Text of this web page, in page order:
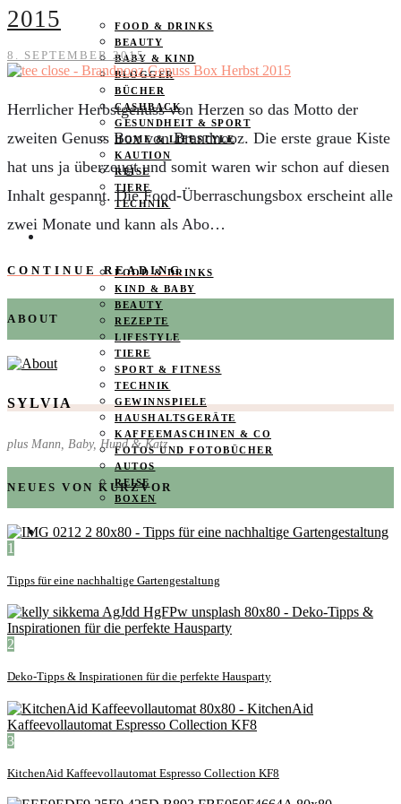
FOOD & DRINKS
BEAUTY
BABY & KIND
BLOGGER
BÜCHER
CASHBACK
GESUNDHEIT & SPORT
HOME & LIFESTYLE
KAUTION
REISE
TIERE
TECHNIK
FOOD & DRINKS
KIND & BABY
BEAUTY
REZEPTE
LIFESTYLE
TIERE
SPORT & FITNESS
TECHNIK
GEWINNSPIELE
HAUSHALTSGERÄTE
KAFFEEMASCHINEN & CO
FOTOS UND FOTOBÜCHER
AUTOS
REISE
BOXEN
KIND & KEGEL
2015
8. SEPTEMBER 2015
Herrlicher Herbstgenuss von Herzen so das Motto der
zweiten Genuss Box von Brandnooz. Die erste graue Kiste
hat uns ja überzeugt und somit waren wir schon auf diesen
Inhalt gespannt. Die Food-Überraschungsbox erscheint alle
zwei Monate und kann als Abo…
CONTINUE READING
ABOUT
SYLVIA
plus Mann, Baby, Hund & Katz
NEUES VON KURZVOR
1
Tipps für eine nachhaltige Gartengestaltung
2
Deko-Tipps & Inspirationen für die perfekte Hausparty
3
KitchenAid Kaffeevollautomat Espresso Collection KF8